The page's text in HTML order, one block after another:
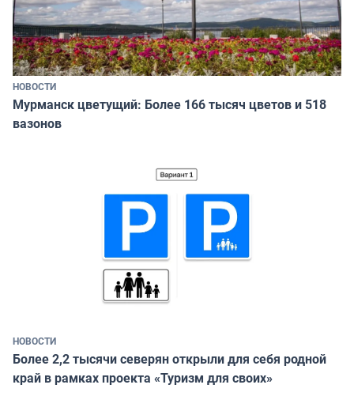
НОВОСТИ
Мурманск цветущий: Более 166 тысяч цветов и 518
вазонов
НОВОСТИ
Более 2,2 тысячи северян открыли для себя родной
край в рамках проекта «Туризм для своих»